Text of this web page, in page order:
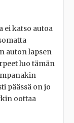
ei katso autoa
auton lapsen
luo tämän
päässä on jo
oottaa